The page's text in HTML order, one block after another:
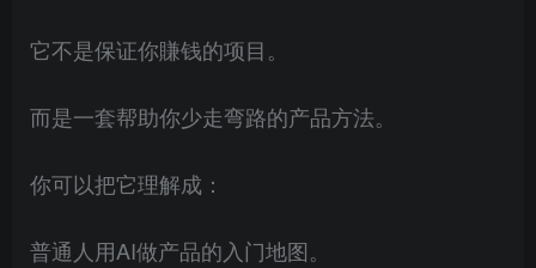
它不是保证你賺钱的项目。
而是一套帮助你少走弯路的产品方法。
你可以把它理解成：
普通人用AI做产品的入门地图。